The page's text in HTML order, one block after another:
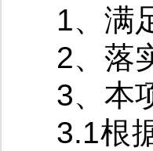
1、满
2、落
3、本
3.1根